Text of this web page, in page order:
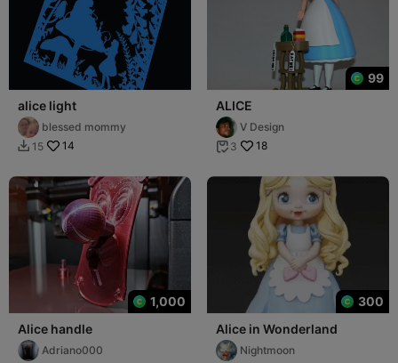
alice light
blessed mommy
 15 14
99
ALICE
V Design
 3 18
1,000
Alice handle
Adriano000
300
Alice in Wonderland
Nightmoon